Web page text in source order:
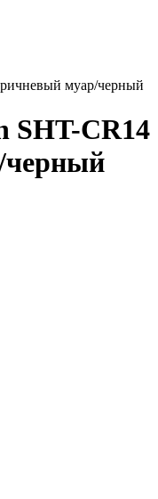
муар/черный
SHT-CR14
черный